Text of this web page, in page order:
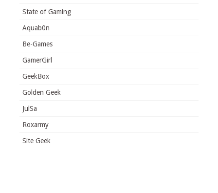
State of Gaming
Aquab0n
Be-Games
GamerGirl
GeekBox
Golden Geek
JulSa
Roxarmy
Site Geek